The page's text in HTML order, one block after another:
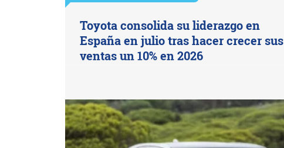
Toyota consolida su liderazgo en
España en julio tras hacer crecer sus
ventas un 10% en 2026